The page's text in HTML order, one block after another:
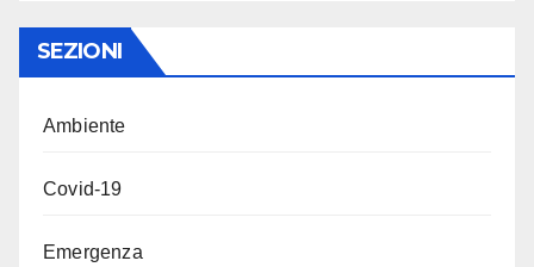
SEZIONI
Ambiente
Covid-19
Emergenza